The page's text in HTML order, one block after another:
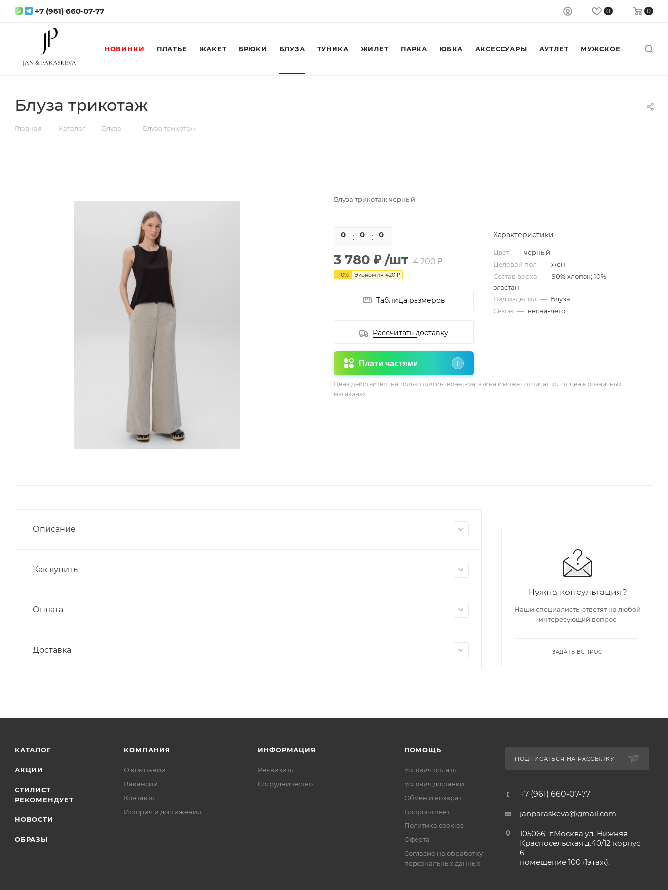
+7 (961) 660-07-77 0 0
НОВИНКИ ПЛАТЬЕ ЖАКЕТ БРЮКИ БЛУЗА ТУНИКА ЖИЛЕТ ПАРКА ЮБКА АКСЕССУАРЫ АУТЛЕТ МУЖСКОЕ
Блуза трикотаж
Главная — Каталог — Блуза — Блуза трикотаж
Блуза трикотаж черный
0 0 0
3 780 ₽ /шт 4 200 ₽
-10% Экономия 420 ₽
Таблица размеров
Рассчитать доставку
Плати частями i
Характеристики
Цвет — черный
Целевой пол — жен
Состав верха — 90% хлопок; 10%
эластан
Вид изделия — Блуза
Сезон — весна-лето
Цена действительна только для интернет-магазина и может отличаться от цен в розничных
магазинах
Описание
Как купить
Оплата
Доставка
Нужна консультация?
Наши специалисты ответят на любой
интересующий вопрос
ЗАДАТЬ ВОПРОС
КАТАЛОГ
АКЦИИ
СТИЛИСТ
РЕКОМЕНДУЕТ
НОВОСТИ
ОБРАЗЫ
КОМПАНИЯ
О компании
Вакансии
Контакты
История и достижения
ИНФОРМАЦИЯ
Реквизиты
Сотрудничество
ПОМОЩЬ
Условия оплаты
Условия доставки
Обмен и возврат
Вопрос-ответ
Политика cookies
Оферта
Согласие на обработку
персональных данных
ПОДПИСАТЬСЯ НА РАССЫЛКУ
+7 (961) 660-07-77
janparaskeva@gmail.com
105066 г.Москва ул. Нижняя
Красносельская д.40/12 корпус
6
помещение 100 (1этаж).